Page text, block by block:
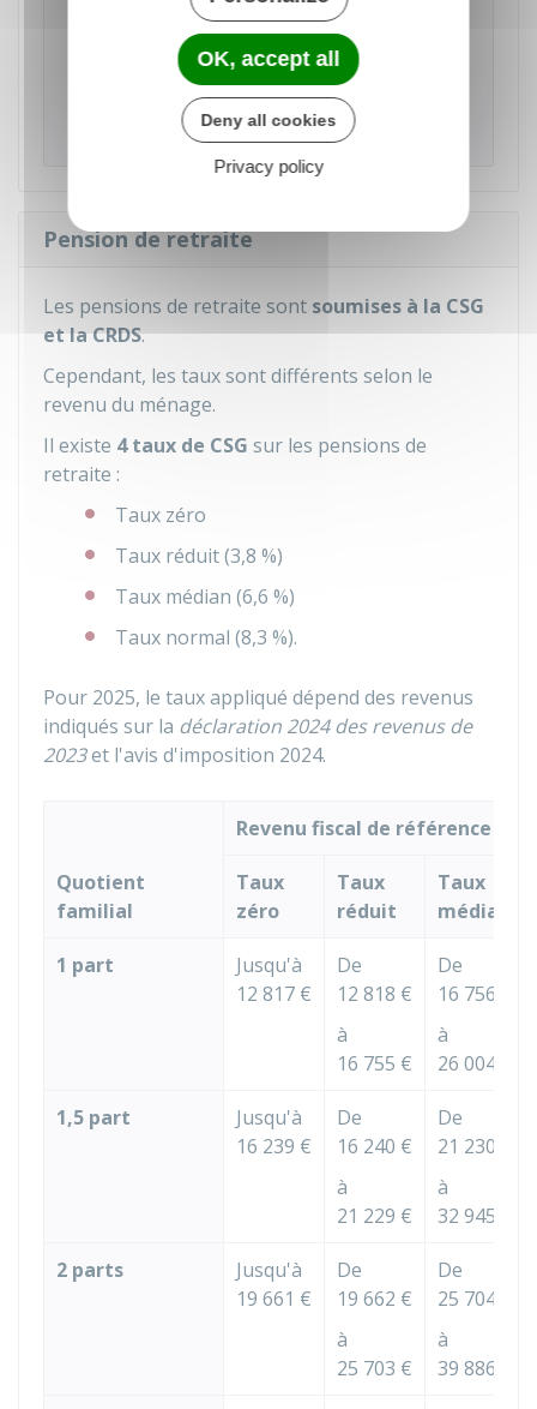
Une partie de la CSG est déductible pour l'impôt
sur le revenu, elle est de6,8 %. Le reste de la
2,4 % , n'est pas déductible. Cela
signifie que cette part de CSG est intégrée à
votre revenu imposable.
Pension de retraite
Les pensions de retraite sont soumises à la CSG
et la CRDS.
Cependant, les taux sont différents selon le
revenu du ménage.
Il existe 4 taux de CSG sur les pensions de
retraite :
Taux zéro
Taux réduit (3,8 %)
Taux médian (6,6 %)
Taux normal (8,3 %).
Pour 2025, le taux appliqué dépend des revenus
indiqués sur la déclaration 2024 des revenus de
2023et l'avis d'imposition 2024.
Quotient
familial
Revenu fiscal de référence
Taux
zéro
Taux
réduit
Taux
médian
1 part
Jusqu'à
12 817 €
De
12 818 €
à
16 755 €
De
16 756 €
à
26 004 €
1,5 part
Jusqu'à
16 239 €
De
16 240 €
à
21 229 €
De
21 230 €
à
32 945 €
2 parts
Jusqu'à
19 661 €
De
19 662 €
à
25 703 €
De
25 704 €
à
39 886 €
OK, accept all
Deny all cookies
Privacy policy